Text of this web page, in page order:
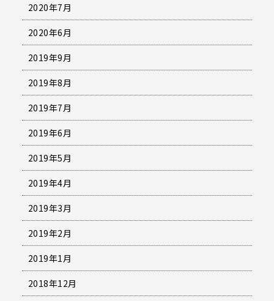
2020年7月
2020年6月
2019年9月
2019年8月
2019年7月
2019年6月
2019年5月
2019年4月
2019年3月
2019年2月
2019年1月
2018年12月